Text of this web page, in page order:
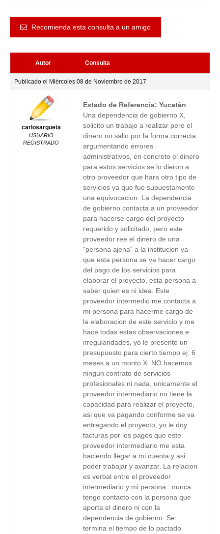
Recomienda esta consulta a un amigo
Autor Consulta
Publicado el Miércoles 08 de Noviembre de 2017
carlosargueta
USUARIO
REGISTRADO
Estado de Referencia: Yucatán
Una dependencia de gobierno X,
solicito un trabajo a realizar pero el
dinero no salio por la forma correcta
argumentando errores
administrativos, en concreto el dinero
para estos servicios se lo dieron a
otro proveedor que hara otro tipo de
servicios ya que fue supuestamente
una equivocacion. La dependencia
de gobierno contacta a un proveedor
para hacerse cargo del proyecto
requerido y solicitado, pero este
proveedor ree el dinero de una
"persona ajena" a la institucion ya
que esta persona se va hacer cargo
del pago de los servicios para
elaborar el proyecto, esta persona a
saber quien es ni idea. Este
proveedor intermedio me contacta a
mi persona para hacerme cargo de
la elaboracion de este servicio y me
hace todas estas observaciones e
irregularidades, yo le presento un
presupuesto para cierto tiempo ej: 6
meses a un monto X. NO hacemos
ningun contrato de servicios
profesionales ni nada, unicamente el
proveedor intermediario no tiene la
capacidad para realizar el proyecto,
asi que va pagando conforme se va
entregando el proyecto, yo le doy
facturas por los pagos que este
proveedor intermediario me esta
haciendo llegar a mi cuenta y asi
poder trabajar y avanzar. La relacion
es verbal entre el proveedor
intermediario y mi persona.. nunca
tengo contacto con la persona que
aporta el dinero ni con la
dependencia de gobierno. Se
termina el tiempo de lo pactado